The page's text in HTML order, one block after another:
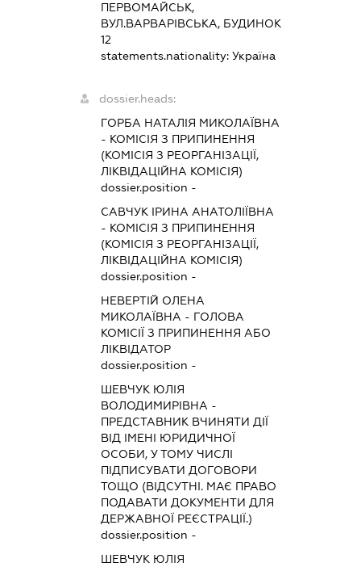
ПЕРВОМАЙСЬК,
ВУЛ.ВАРВАРІВСЬКА, БУДИНОК
12
statements.nationality:Україна
dossier.heads:
ГОРБА НАТАЛІЯ МИКОЛАЇВНА
- КОМІСІЯ З ПРИПИНЕННЯ
(КОМІСІЯ З РЕОРГАНІЗАЦІЇ,
ЛІКВІДАЦІЙНА КОМІСІЯ)
dossier.position -
САВЧУК ІРИНА АНАТОЛІЇВНА
- КОМІСІЯ З ПРИПИНЕННЯ
(КОМІСІЯ З РЕОРГАНІЗАЦІЇ,
ЛІКВІДАЦІЙНА КОМІСІЯ)
dossier.position -
НЕВЕРТІЙ ОЛЕНА
МИКОЛАЇВНА - ГОЛОВА
КОМІСІЇ З ПРИПИНЕННЯ АБО
ЛІКВІДАТОР
dossier.position -
ШЕВЧУК ЮЛІЯ
ВОЛОДИМИРІВНА -
ПРЕДСТАВНИК ВЧИНЯТИ ДІЇ
ВІД ІМЕНІ ЮРИДИЧНОЇ
ОСОБИ, У ТОМУ ЧИСЛІ
ПІДПИСУВАТИ ДОГОВОРИ
ТОЩО (ВІДСУТНІ. МАЄ ПРАВО
ПОДАВАТИ ДОКУМЕНТИ ДЛЯ
ДЕРЖАВНОЇ РЕЄСТРАЦІЇ.)
dossier.position -
ШЕВЧУК ЮЛІЯ